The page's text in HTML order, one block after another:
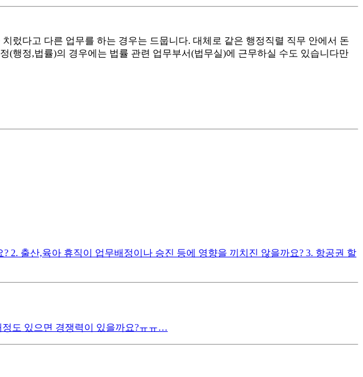
렀다고 다른 업무를 하는 경우는 드뭅니다. 대체로 같은 행정직렬 직무 안에서 돈
행정,법률)의 경우에는 법률 관련 업무부서(법무실)에 근무하실 수도 있습니다만
2. 출산,육아 휴직이 업무배정이나 승진 등에 영향을 끼치진 않을까요? 3. 항공권 할
정도 있으면 경쟁력이 있을까요?ㅠㅠ…